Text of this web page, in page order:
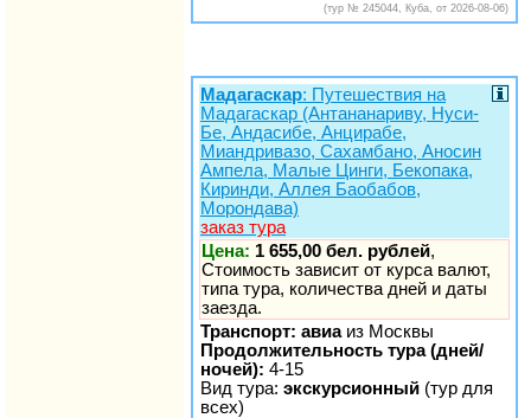
(тур № 245044, Куба, от 2026-08-06)
Мадагаскар: Путешествия на
Мадагаскар (Антананариву, Нуси-
Бе, Андасибе, Анцирабе,
Миандривазо, Сахамбано, Аносин
Ампела, Малые Цинги, Бекопака,
Киринди, Аллея Баобабов,
Морондава)
заказ тура
Цена: 1 655,00 бел. рублей,
Стоимость зависит от курса валют,
типа тура, количества дней и даты
заезда.
Транспорт: авиаиз Москвы
Продолжительность тура (дней/
ночей): 4-15
Вид тура: экскурсионный (тур для
всех)